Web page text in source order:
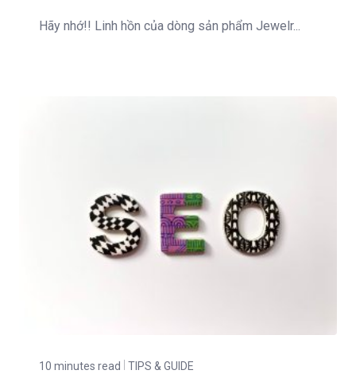
Hãy nhớ!! Linh hồn của dòng sản phẩm Jewelr...
10 minutes read TIPS & GUIDE